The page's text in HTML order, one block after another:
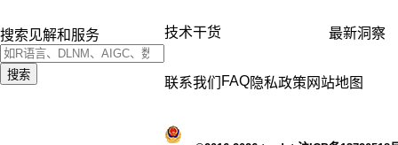
搜索见解和服务
搜索
技术干货 最新洞察
联系我们 FAQ隐私政策 网站地图